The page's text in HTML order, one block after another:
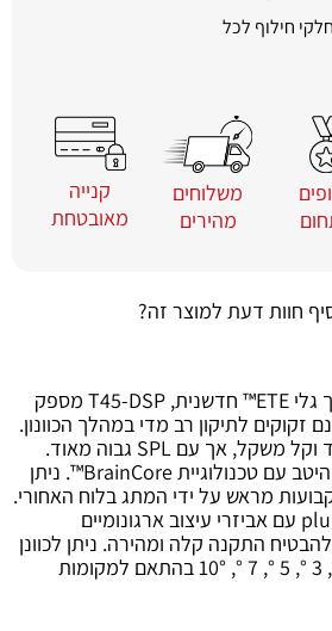
חילוף לכל
משלוחים
מהירים
קנייה
מאובטחת
חוות דעת למוצר זה?
הודות לטכנולוגיית מדריך גלי ETE™ חדשנית, T45-DSP מספק
זקוקים לתיקון רב מדי במהלך הכוונון.
Artist T45-DSP משולב היטב עם טכנולוגיית BrainCore™. ניתן
3 הגדרות קבועות מראש על ידי המתג בלוח האחורי.
זוהי מערכת plug and play עם אביזרי עיצוב ארגונומיים
התקנה קלה ומהירה. ניתן לכוונן
את זווית מוט 0.5 °, 1.5 °, 3 °, 5 °, 7 °, 10° בהתאם למקומות